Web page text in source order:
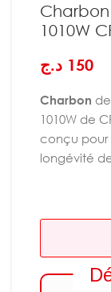
1010W
150 د.ج
Charbon
1010W de
conçu pour
longévité